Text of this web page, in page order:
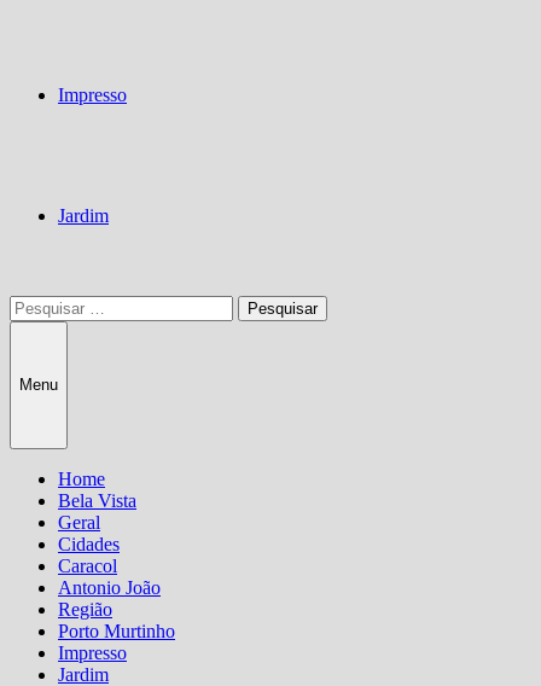
Impresso
Jardim
Pesquisar
por:
Menu
Home
Bela Vista
Geral
Cidades
Caracol
Antonio João
Região
Porto Murtinho
Impresso
Jardim